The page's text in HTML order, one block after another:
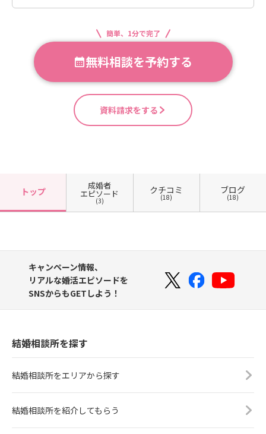
簡単、1分で完了
無料相談を予約する
資料請求をする
トップ
成婚者
エピソード
(3)
クチコミ
(18)
ブログ
(18)
キャンペーン情報、
リアルな婚活エピソードを
SNSからもGETしよう！
結婚相談所を探す
結婚相談所をエリアから探す
結婚相談所を紹介してもらう